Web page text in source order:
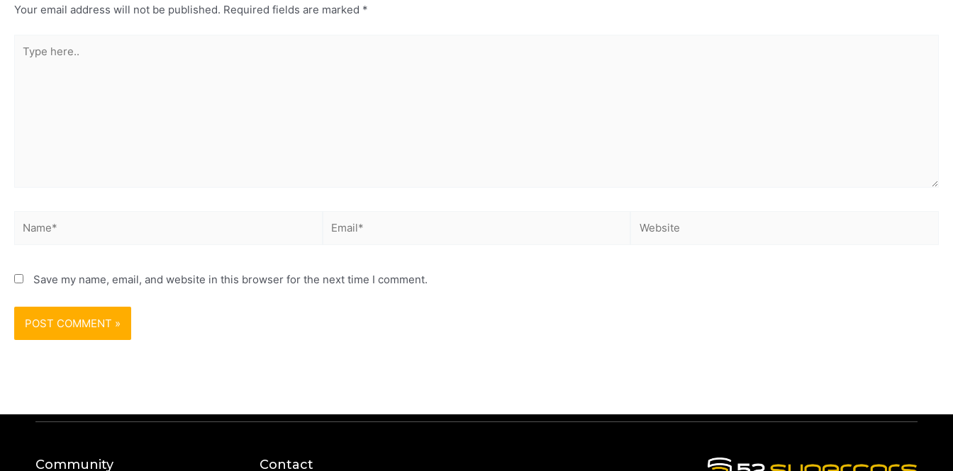
Your email address will not be published. Required fields are marked *
here..
Save my name, email, and website in this browser for the next time I comment.
Community Contact